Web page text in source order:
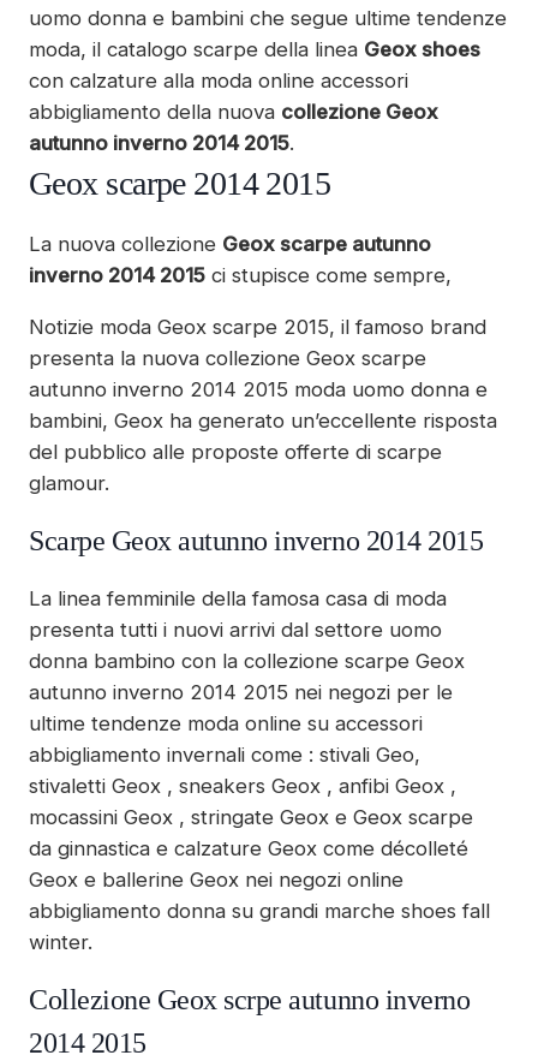
uomo donna e bambini che segue ultime tendenze
moda, il catalogo scarpe della linea Geox shoes
con calzature alla moda online accessori
abbigliamento della nuova collezione Geox
autunno inverno 2014 2015.
Geox scarpe 2014 2015
La nuova collezione Geox scarpe autunno
inverno 2014 2015 ci stupisce come sempre,
Notizie moda Geox scarpe 2015, il famoso brand
presenta la nuova collezione Geox scarpe
autunno inverno 2014 2015 moda uomo donna e
bambini, Geox ha generato un’eccellente risposta
del pubblico alle proposte offerte di scarpe
glamour.
Scarpe Geox autunno inverno 2014 2015
La linea femminile della famosa casa di moda
presenta tutti i nuovi arrivi dal settore uomo
donna bambino con la collezione scarpe Geox
autunno inverno 2014 2015 nei negozi per le
ultime tendenze moda online su accessori
abbigliamento invernali come : stivali Geo,
stivaletti Geox , sneakers Geox , anfibi Geox ,
mocassini Geox , stringate Geox e Geox scarpe
da ginnastica e calzature Geox come décolleté
Geox e ballerine Geox nei negozi online
abbigliamento donna su grandi marche shoes fall
winter.
Collezione Geox scrpe autunno inverno
2014 2015